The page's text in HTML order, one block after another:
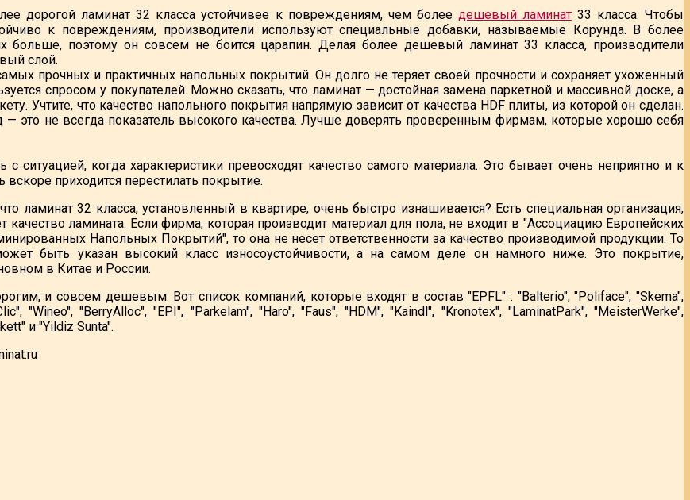
дорогой ламинат 32 класса устойчивее к повреждениям, чем более дешевый ламинат33 класса. Чтобы
к повреждениям, производители используют специальные добавки, называемые Корунда. В более
больше, поэтому он совсем не боится царапин. Делая более дешевый ламинат 33 класса, производители
слой.
прочных и практичных напольных покрытий. Он долго не теряет своей прочности и сохраняет ухоженный
спросом у покупателей. Можно сказать, что ламинат — достойная замена паркетной и массивной доске, а
Учтите, что качество напольного покрытия напрямую зависит от качества HDF плиты, из которой он сделан.
— это не всегда показатель высокого качества. Лучше доверять проверенным фирмам, которые хорошо себя
с ситуацией, когда характеристики превосходят качество самого материала. Это бывает очень неприятно и к
приходится перестилать покрытие.
ламинат 32 класса, установленный в квартире, очень быстро изнашивается? Есть специальная организация,
качество ламината. Если фирма, которая производит материал для пола, не входит в "Ассоциацию Европейских
Напольных Покрытий", то она не несет ответственности за качество производимой продукции. То
быть указан высокий класс износоустойчивости, а на самом деле он намного ниже. Это покрытие,
в Китае и России.
и совсем дешевым. Вот список компаний, которые входят в состав "EPFL" : "Balterio", "Poliface", "Skema",
"Wineo", "BerryAlloc", "EPI", "Parkelam", "Haro", "Faus", "HDM", "Kaindl", "Kronotex", "LaminatPark", "MeisterWerke",
и "Yildiz Sunta".